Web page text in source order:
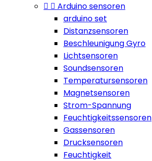
  Arduino sensoren
arduino set
Distanzsensoren
Beschleunigung Gyro
Lichtsensoren
Soundsensoren
Temperatursensoren
Magnetsensoren
Strom-Spannung
Feuchtigkeitssensoren
Gassensoren
Drucksensoren
Feuchtigkeit